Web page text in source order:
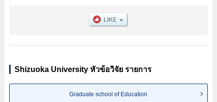
Technology , Department of InformaticsหรือGraduate School of Integrated
Science and Technology Master's Courses Department of
เชิญใช้บริการค้นหาข้อมูลตามอัธยาศัย
Shizuoka University หัวข้อวิจัย รายการ
Graduate school of Education